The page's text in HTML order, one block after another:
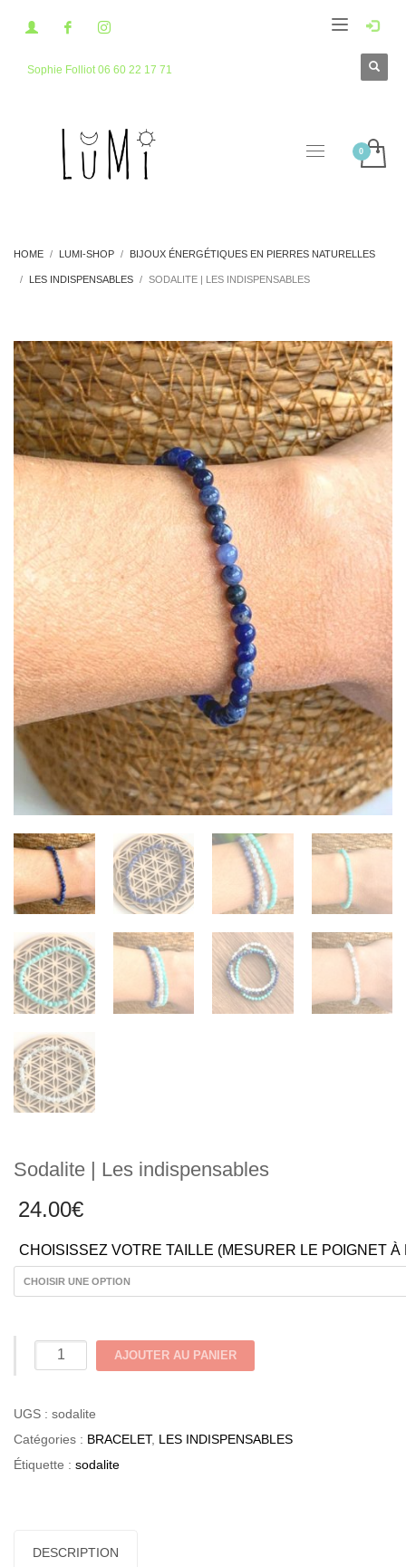
Sophie Folliot 06 60 22 17 71
HOME LUMI-SHOP BIJOUX ÉNERGÉTIQUES EN PIERRES NATURELLES
LES INDISPENSABLES SODALITE | LES INDISPENSABLES
Sodalite | Les indispensables
24.00€
CHOISISSEZ VOTRE TAILLE (MESURER LE POIGNET À
quantité
AJOUTER AU PANIER
UGS : sodalite
Catégories : BRACELET, LES INDISPENSABLES
Étiquette : sodalite
DESCRIPTION